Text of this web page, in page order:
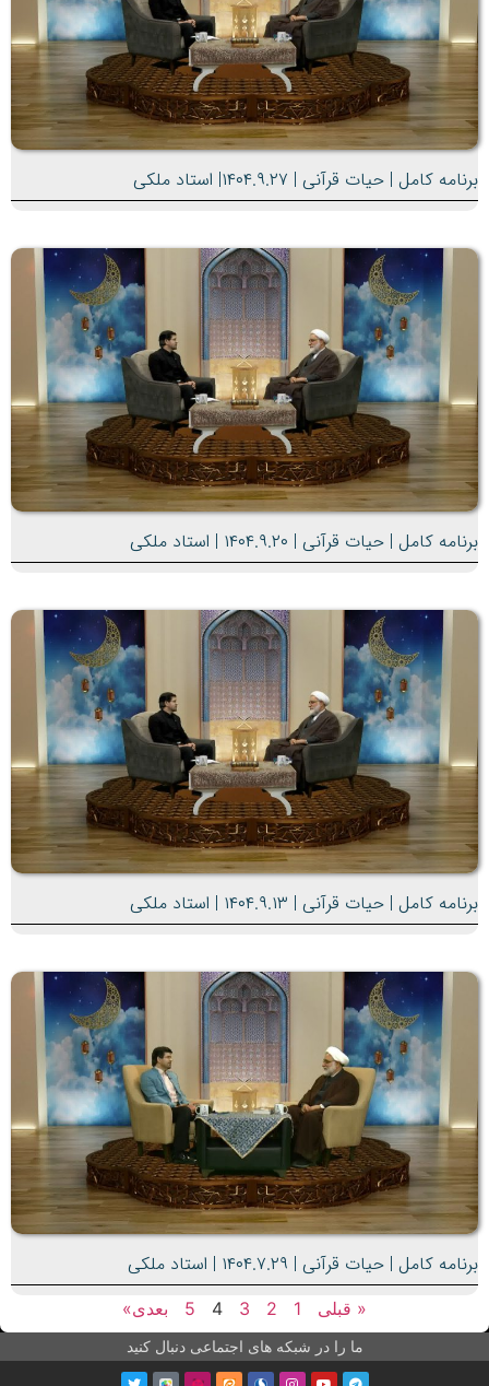
برنامه کامل | حیات قرآنی | ۱۴۰۴.۹.۲۷| استاد ملکی
برنامه کامل | حیات قرآنی | ۱۴۰۴.۹.۲۰ | استاد ملکی
برنامه کامل | حیات قرآنی | ۱۴۰۴.۹.۱۳ | استاد ملکی
برنامه کامل | حیات قرآنی | ۱۴۰۴.۷.۲۹ | استاد ملکی
« قبلی 1
2
3
4
5 بعدی»
ما را در شبکه های اجتماعی دنبال کنید